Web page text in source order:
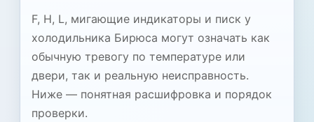
F, H, L, мигающие индикаторы и писк у
холодильника Бирюса могут означать как
обычную тревогу по температуре или
двери, так и реальную неисправность.
Ниже — понятная расшифровка и порядок
проверки.